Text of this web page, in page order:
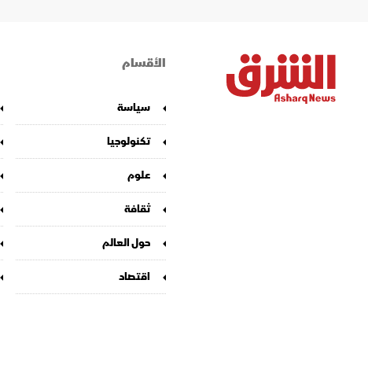
الأقسام
سياسة
تكنولوجيا
علوم
ثقافة
حول العالم
اقتصاد